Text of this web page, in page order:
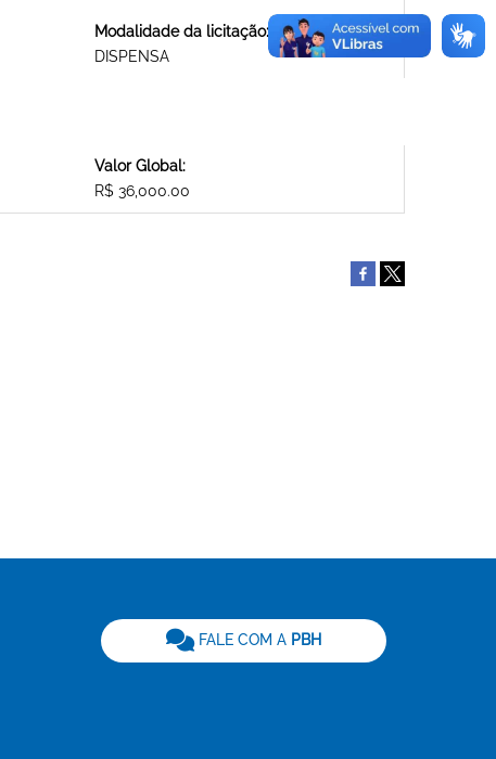
Modalidade da licitação:
DISPENSA
Valor Global:
R$ 36,000.00
FALE COM A PBH